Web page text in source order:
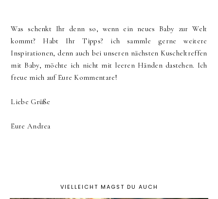
Was schenkt Ihr denn so, wenn ein neues Baby zur Welt
kommt? Habt Ihr Tipps? ich sammle gerne weitere
Inspirationen, denn auch bei unseren nächsten Kuscheltreffen
mit Baby, möchte ich nicht mit leeren Händen dastehen. Ich
freue mich auf Eure Kommentare!
Liebe Grüße
Eure Andrea
VIELLEICHT MAGST DU AUCH